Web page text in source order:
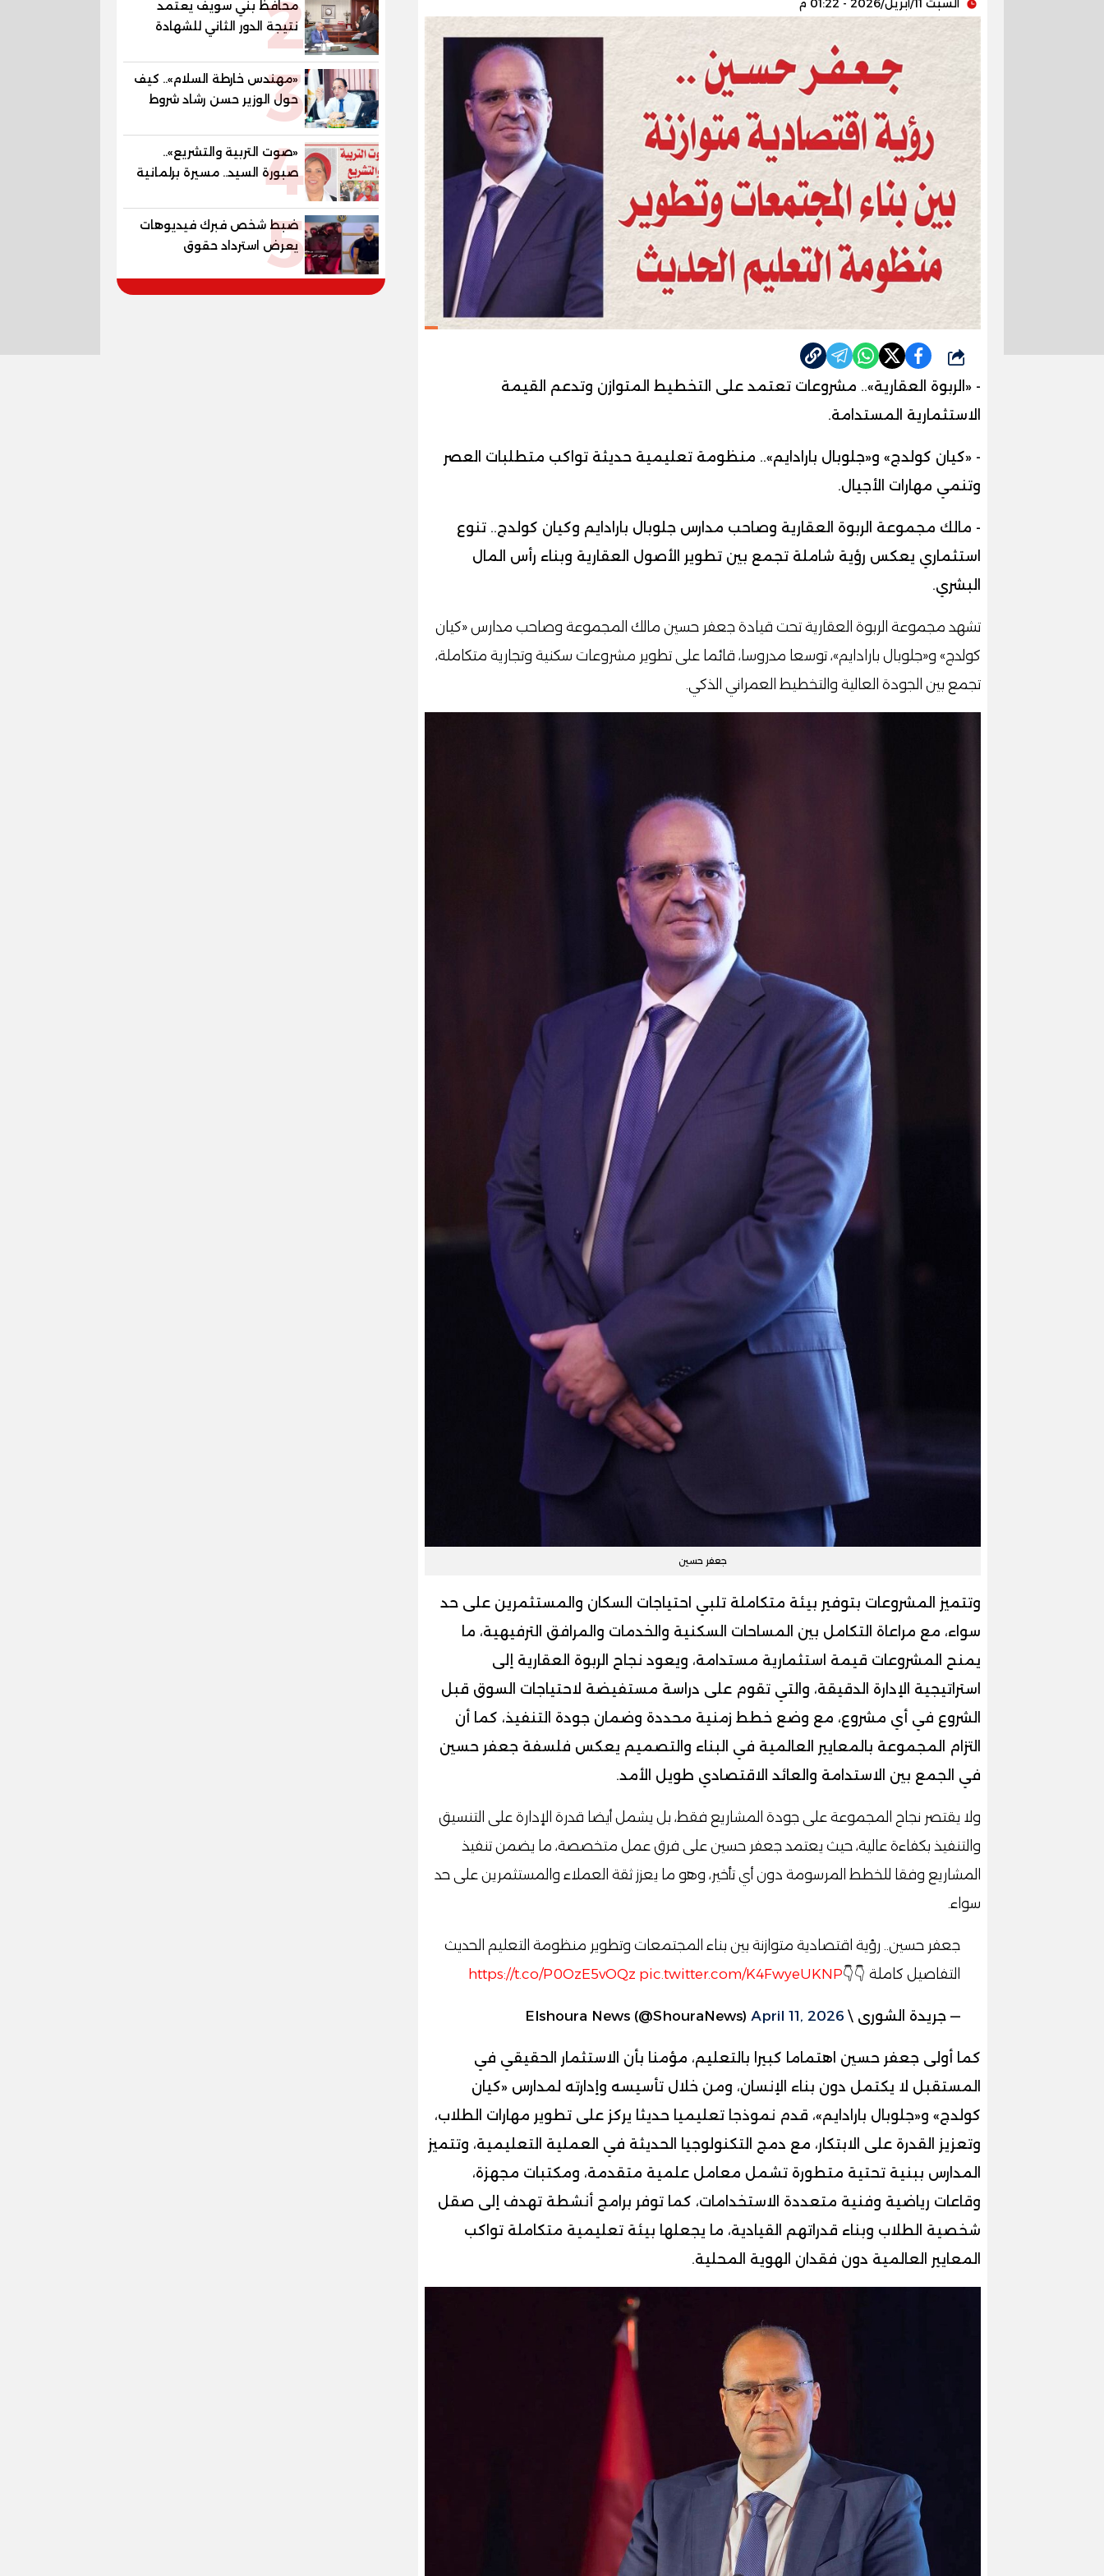
السبت 11/أبريل/2026 - 01:22 م
شارك
- «الربوة العقارية».. مشروعات تعتمد على التخطيط المتوازن وتدعم القيمة
الاستثمارية المستدامة.
- «كيان كولدج» و«جلوبال بارادايم».. منظومة تعليمية حديثة تواكب متطلبات العصر
وتنمي مهارات الأجيال.
- مالك مجموعة الربوة العقارية وصاحب مدارس جلوبال بارادايم وكيان كولدج.. تنوع
استثماري يعكس رؤية شاملة تجمع بين تطوير الأصول العقارية وبناء رأس المال
البشري.
تشهد مجموعة الربوة العقارية تحت قيادة جعفر حسين مالك المجموعة وصاحب مدارس «كيان
كولدج» و«جلوبال بارادايم»، توسعا مدروسا، قائما على تطوير مشروعات سكنية وتجارية متكاملة،
تجمع بين الجودة العالية والتخطيط العمراني الذكي.
جعفر حسين
وتتميز المشروعات بتوفير بيئة متكاملة تلبي احتياجات السكان والمستثمرين على حد
سواء، مع مراعاة التكامل بين المساحات السكنية والخدمات والمرافق الترفيهية، ما
يمنح المشروعات قيمة استثمارية مستدامة، ويعود نجاح الربوة العقارية إلى
استراتيجية الإدارة الدقيقة، والتي تقوم على دراسة مستفيضة لاحتياجات السوق قبل
الشروع في أي مشروع، مع وضع خطط زمنية محددة وضمان جودة التنفيذ، كما أن
التزام المجموعة بالمعايير العالمية في البناء والتصميم يعكس فلسفة جعفر حسين
في الجمع بين الاستدامة والعائد الاقتصادي طويل الأمد.
ولا يقتصر نجاح المجموعة على جودة المشاريع فقط، بل يشمل أيضا قدرة الإدارة على التنسيق
والتنفيذ بكفاءة عالية، حيث يعتمد جعفر حسين على فرق عمل متخصصة، ما يضمن تنفيذ
المشاريع وفقا للخطط المرسومة دون أي تأخير، وهو ما يعزز ثقة العملاء والمستثمرين على حد
سواء.
جعفر حسين.. رؤية اقتصادية متوازنة بين بناء المجتمعات وتطوير منظومة التعليم الحديث
التفاصيل كاملة 👇👇
https://t.co/P0OzE5vOQz pic.twitter.com/K4FwyeUKNP
— جريدة الشورى \ Elshoura News (@ShouraNews) April 11, 2026
كما أولى جعفر حسين اهتماما كبيرا بالتعليم، مؤمنا بأن الاستثمار الحقيقي في
المستقبل لا يكتمل دون بناء الإنسان، ومن خلال تأسيسه وإدارته لمدارس «كيان
كولدج» و«جلوبال بارادايم»، قدم نموذجا تعليميا حديثا يركز على تطوير مهارات الطلاب،
وتعزيز القدرة على الابتكار، مع دمج التكنولوجيا الحديثة في العملية التعليمية، وتتميز
المدارس ببنية تحتية متطورة تشمل معامل علمية متقدمة، ومكتبات مجهزة،
وقاعات رياضية وفنية متعددة الاستخدامات، كما توفر برامج أنشطة تهدف إلى صقل
شخصية الطلاب وبناء قدراتهم القيادية، ما يجعلها بيئة تعليمية متكاملة تواكب
المعايير العالمية دون فقدان الهوية المحلية.
المستقبل
2
محافظ بني سويف يعتمد
نتيجة الدور الثاني للشهادة
الإعدادية العامة بنسبة
79.9% نظامي ...و69.55%
منازل.. و70.56% للمهنية ..
و100% للصُم وضعاف السمع3
«مهندس خارطة السلام».. كيف
حول الوزير حسن رشاد شروط
الحرب المعقدة إلى "خارطة
طريق" للانسحاب والإعمار؟
4
«صوت التربية والتشريع»..
صبورة السيد.. مسيرة برلمانية
وتربوية تجمع بين تشريع
القوانين وصناعة الأجيال لبناء
الإنسان المصري
5
ضبط شخص فبرك فيديوهات
يعرض استرداد حقوق
المواطنين بالقوة